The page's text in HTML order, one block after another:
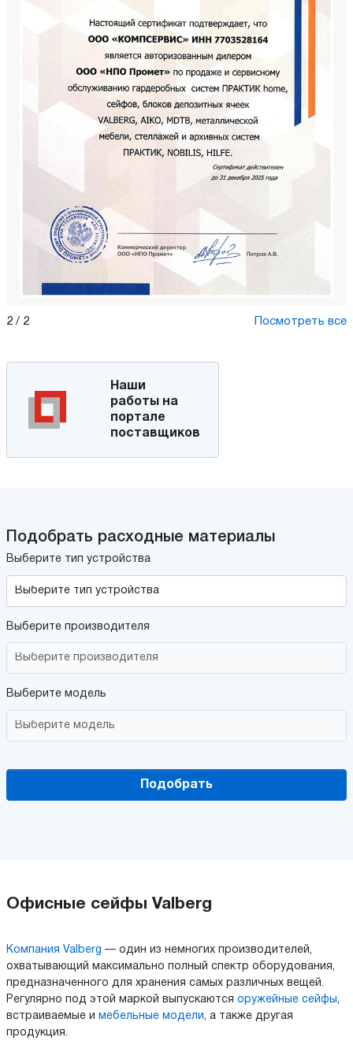
1 / 2 Посмотреть все
Наши
работы на
портале
поставщиков
Подобрать расходные материалы
Выберите тип устройства
Выберите производителя
Выберите модель
Подобрать
Офисные сейфы Valberg
Компания Valberg — один из немногих производителей,
охватывающий максимально полный спектр оборудования,
предназначенного для хранения самых различных вещей.
Регулярно под этой маркой выпускаются оружейные сейфы
встраиваемые и мебельные модели , а также другая
продукция.